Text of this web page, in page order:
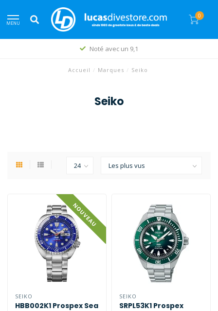
MENU
0
Noté avec un 9,1
Accueil / Marques / Seiko
Seiko
NOUVEAU
SEIKO
HBB002K1 Prospex Sea
SEIKO
SRPL53K1 Prospex